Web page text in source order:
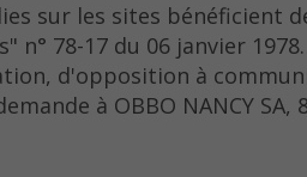
sur les sites bénéficient
78-17 du 06 janvier
d'opposition à
à OBBO NANCY SA,